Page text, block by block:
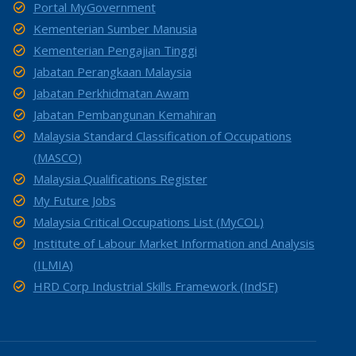
Portal MyGovernment
Kementerian Sumber Manusia
Kementerian Pengajian Tinggi
Jabatan Perangkaan Malaysia
Jabatan Perkhidmatan Awam
Jabatan Pembangunan Kemahiran
Malaysia Standard Classification of Occupations
(MASCO)
Malaysia Qualifications Register
My Future Jobs
Malaysia Critical Occupations List (MyCOL)
Institute of Labour Market Information and Analysis
(ILMIA)
HRD Corp Industrial Skills Framework (IndSF)